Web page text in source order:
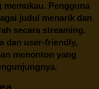
Pengguna
judul menarik dan
secara streaming.
dan user-friendly,
menonton yang